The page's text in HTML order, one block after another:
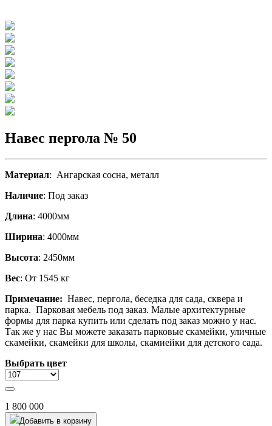
Навес пергола № 50
Материал: Ангарская сосна, металл
Наличие: Под заказ
Длина: 4000мм
Ширина: 4000мм
Высота: 2450мм
Вес: От 1545 кг
Примечание: Навес, пергола, беседка для сада, сквера и
парка. Парковая мебель под заказ. Малые архитектурные
формы для парка купить или сделать под заказ можно у нас.
Так же у нас Вы можете заказать парковые скамейки, уличные
скамейки, скамейки для школы, скамиейки для детского сада.
Выбрать цвет
1 800 000
Добавить в корзину